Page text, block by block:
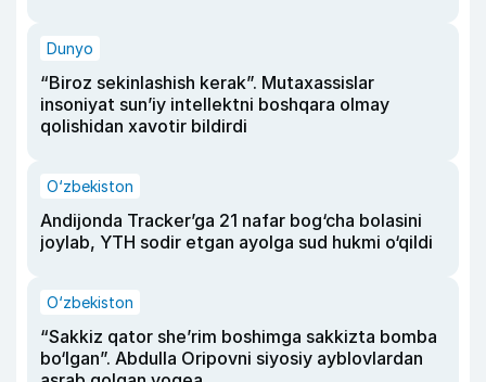
Dunyo
“Biroz sekinlashish kerak”. Mutaxassislar
insoniyat sun’iy intellektni boshqara olmay
qolishidan xavotir bildirdi
O‘zbekiston
Andijonda Tracker’ga 21 nafar bog‘cha bolasini
joylab, YTH sodir etgan ayolga sud hukmi o‘qildi
O‘zbekiston
“Sakkiz qator she’rim boshimga sakkizta bomba
bo‘lgan”. Abdulla Oripovni siyosiy ayblovlardan